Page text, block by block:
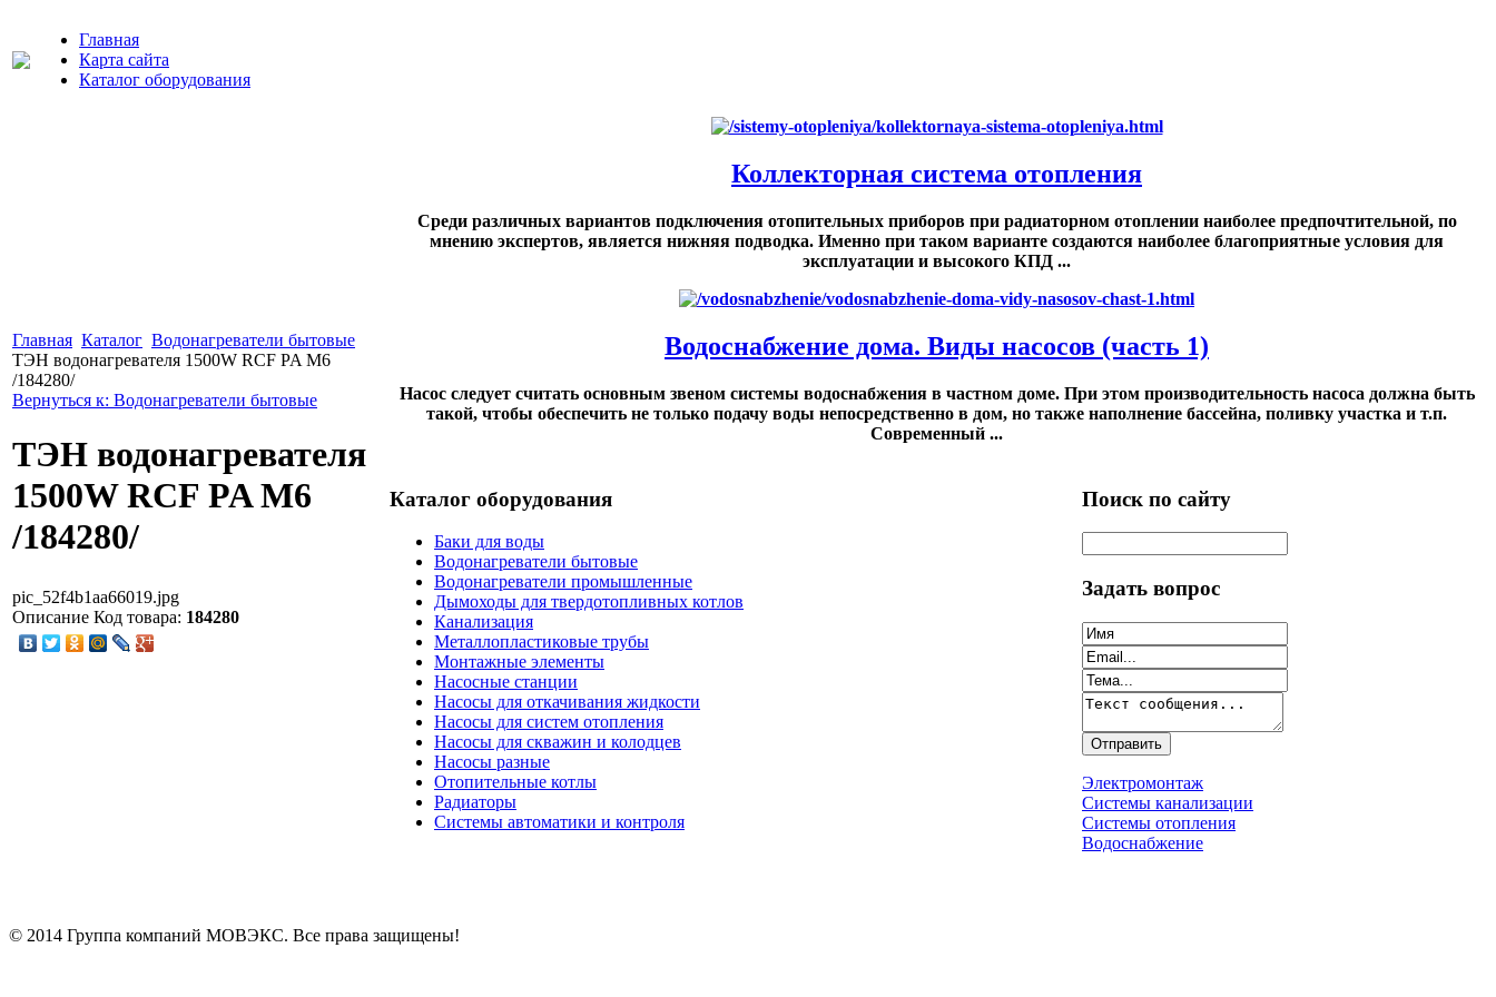
Главная
Карта сайта
Каталог оборудования
Главная Каталог Водонагреватели бытовые
ТЭН водонагревателя 1500W RCF PA M6
/184280/
Вернуться к: Водонагреватели бытовые
ТЭН водонагревателя
1500W RCF PA M6
/184280/
pic_52f4b1aa66019.jpg
Описание Код товара: 184280
Коллекторная система отопления
Среди различных вариантов подключения отопительных приборов при радиаторном отоплении наиболее предпочтительной, по
мнению экспертов, является нижняя подводка. Именно при таком варианте создаются наиболее благоприятные условия для
эксплуатации и высокого КПД ...
Водоснабжение дома. Виды насосов (часть 1)
Насос следует считать основным звеном системы водоснабжения в частном доме. При этом производительность насоса должна быть
такой, чтобы обеспечить не только подачу воды непосредственно в дом, но также наполнение бассейна, поливку участка и т.п.
Современный ...
Каталог оборудования
Баки для воды
Водонагреватели бытовые
Водонагреватели промышленные
Дымоходы для твердотопливных котлов
Канализация
Металлопластиковые трубы
Монтажные элементы
Насосные станции
Насосы для откачивания жидкости
Насосы для систем отопления
Насосы для скважин и колодцев
Насосы разные
Отопительные котлы
Радиаторы
Системы автоматики и контроля
Поиск по сайту
Задать вопрос
Электромонтаж
Системы канализации
Системы отопления
Водоснабжение
© 2014 Группа компаний МОВЭКС. Все права защищены!